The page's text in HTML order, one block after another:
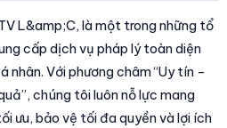
L&amp;C, là một trong những tổ
cấp dịch vụ pháp lý toàn diện
nhân. Với phương châm “Uy tín –
chúng tôi luôn nỗ lực mang
ưu, bảo vệ tối đa quyền và lợi ích